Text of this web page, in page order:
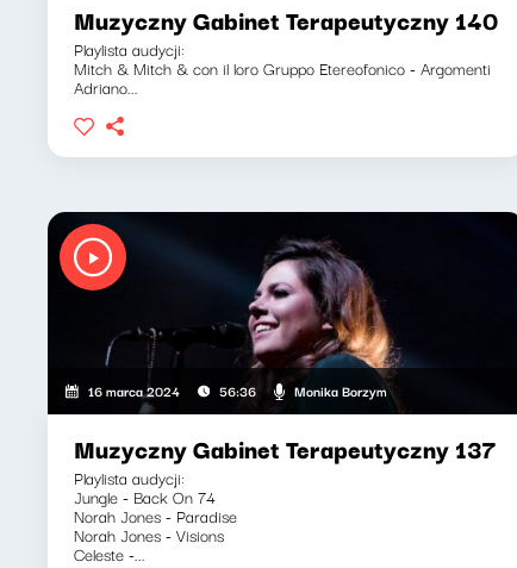
Muzyczny Gabinet Terapeutyczny 140
Playlista audycji:
Mitch & Mitch & con il loro Gruppo Etereofonico - Argomenti
Adriano...
16 marca 2024 56:36 Monika Borzym
Muzyczny Gabinet Terapeutyczny 137
Playlista audycji:
Jungle - Back On 74
Norah Jones - Paradise
Norah Jones - Visions
Celeste -...